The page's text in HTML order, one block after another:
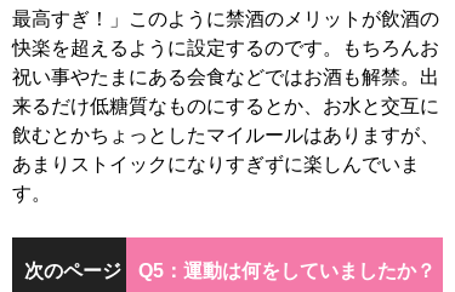
最高すぎ！」このように禁酒のメリットが飲酒の
快楽を超えるように設定するのです。もちろんお
祝い事やたまにある会食などではお酒も解禁。出
来るだけ低糖質なものにするとか、お水と交互に
飲むとかちょっとしたマイルールはありますが、
あまりストイックになりすぎずに楽しんでいま
す。
次のページ Q5：運動は何をしていましたか？